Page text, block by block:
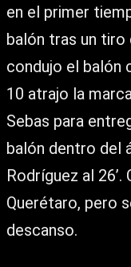
en el primer
balón tras un tiro
condujo el balón
10 atrajo la
Sebas para
balón dentro del
Rodríguez al
Querétaro, pero
descanso.